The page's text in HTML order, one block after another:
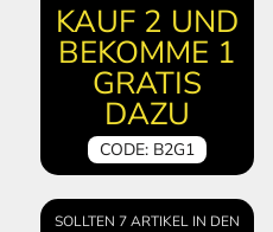
KAUF 2 UND
BEKOMME 1
GRATIS
DAZU
CODE: B2G1
SOLLTEN 7 ARTIKEL IN DEN